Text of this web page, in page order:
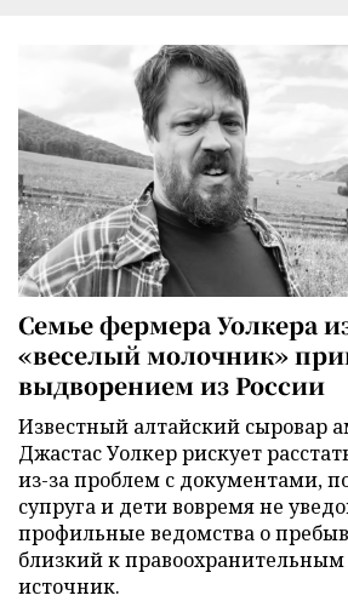
Семье фермера Уолкера
«веселый молочник»
выдворением из России
Известный алтайский сыровар
Джастас Уолкер рискует
из-за проблем с документами,
супруга и дети вовремя не
профильные ведомства о
близкий к
источник.